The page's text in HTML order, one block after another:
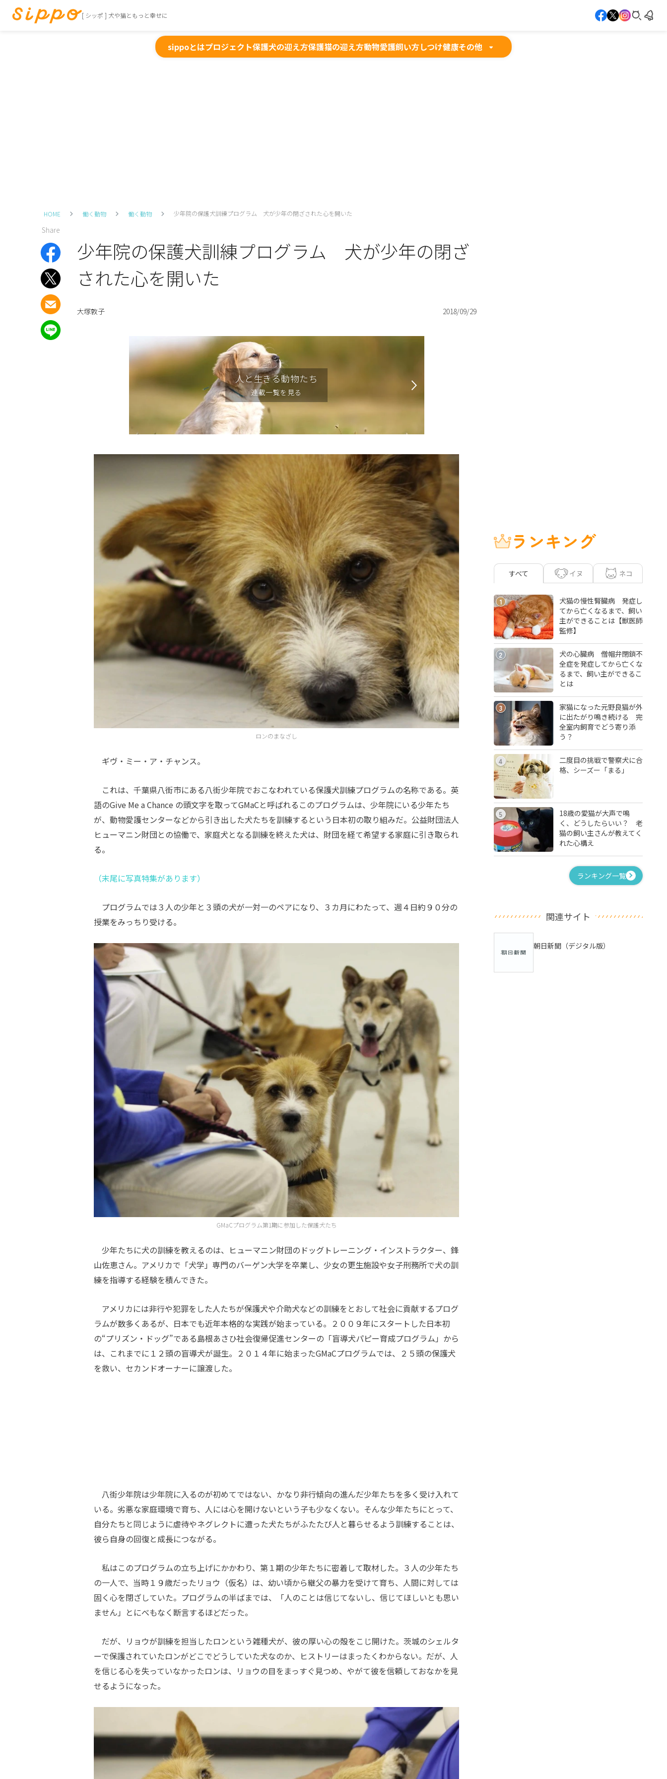
[ シッポ ] 犬や猫ともっと幸せに
sippoとはプロジェクト保護犬の迎え方保護猫の迎え方動物愛護飼い方しつけ健康その他
HOME 働く動物 働く動物 少年院の保護犬訓練プログラム 犬が少年の閉ざされた心を開いた
Share
少年院の保護犬訓練プログラム 犬が少年の閉ざ
された心を開いた
大塚敦子 2018/09/29
人と生きる動物たち
連載一覧を見る
ロンのまなざし
ギヴ・ミー・ア・チャンス。
これは、千葉県八街市にある八街少年院でおこなわれている保護犬訓練プログラムの名称である。英
語のGive Me a Chance の頭文字を取ってGMaCと呼ばれるこのプログラムは、少年院にいる少年たち
が、動物愛護センターなどから引き出した犬たちを訓練するという日本初の取り組みだ。公益財団法人
ヒューマニン財団との協働で、家庭犬となる訓練を終えた犬は、財団を経て希望する家庭に引き取られ
る。
（末尾に写真特集があります）
プログラムでは３人の少年と３頭の犬が一対一のペアになり、３カ月にわたって、週４日約９０分の
授業をみっちり受ける。
GMaCプログラム第1期に参加した保護犬たち
少年たちに犬の訓練を教えるのは、ヒューマニン財団のドッグトレーニング・インストラクター、鋒
山佐恵さん。アメリカで「犬学」専門のバーゲン大学を卒業し、少女の更生施設や女子刑務所で犬の訓
練を指導する経験を積んできた。
アメリカには非行や犯罪をした人たちが保護犬や介助犬などの訓練をとおして社会に貢献するプログ
ラムが数多くあるが、日本でも近年本格的な実践が始まっている。２００９年にスタートした日本初
の“プリズン・ドッグ”である島根あさひ社会復帰促進センターの「盲導犬パピー育成プログラム」から
は、これまでに１２頭の盲導犬が誕生。２０１４年に始まったGMaCプログラムでは、２５頭の保護犬
を救い、セカンドオーナーに譲渡した。
八街少年院は少年院に入るのが初めてではない、かなり非行傾向の進んだ少年たちを多く受け入れて
いる。劣悪な家庭環境で育ち、人には心を開けないという子も少なくない。そんな少年たちにとって、
自分たちと同じように虐待やネグレクトに遭った犬たちがふたたび人と暮らせるよう訓練することは、
彼ら自身の回復と成長につながる。
私はこのプログラムの立ち上げにかかわり、第１期の少年たちに密着して取材した。３人の少年たち
の一人で、当時１９歳だったリョウ（仮名）は、幼い頃から継父の暴力を受けて育ち、人間に対しては
固く心を閉ざしていた。プログラムの半ばまでは、「人のことは信じてないし、信じてほしいとも思い
ません」とにべもなく断言するほどだった。
だが、リョウが訓練を担当したロンという雑種犬が、彼の厚い心の殻をこじ開けた。茨城のシェルタ
ーで保護されていたロンがどこでどうしていた犬なのか、ヒストリーはまったくわからない。だが、人
を信じる心を失っていなかったロンは、リョウの目をまっすぐ見つめ、やがて彼を信頼しておなかを見
せるようになった。
ランキング
すべて イヌ ネコ
1
犬猫の慢性腎臓病 発症し
てから亡くなるまで、飼い
主ができることは【獣医師
監修】
2
犬の心臓病 僧帽弁閉鎖不
全症を発症してから亡くな
るまで、飼い主ができるこ
とは
3
家猫になった元野良猫が外
に出たがり鳴き続ける 完
全室内飼育でどう寄り添
う？
4
二度目の挑戦で警察犬に合
格、シーズー「まる」
5
18歳の愛猫が大声で鳴
く、どうしたらいい？ 老
猫の飼い主さんが教えてく
れた心構え
ランキング一覧
関連サイト
朝日新聞（デジタル版）